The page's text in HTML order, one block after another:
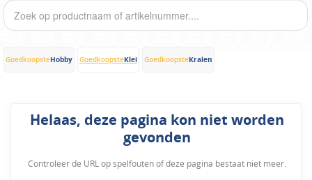
GoedkoopsteHobby GoedkoopsteKlei GoedkoopsteKralen
Helaas, deze pagina kon niet worden
gevonden
Controleer de URL op spelfouten of deze pagina bestaat niet meer.